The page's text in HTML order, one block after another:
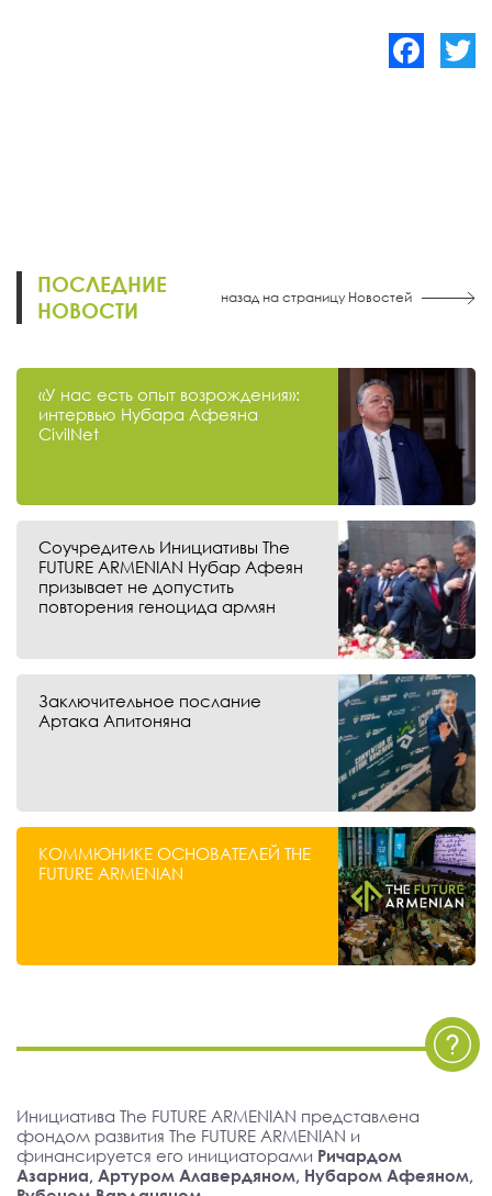
ПОСЛЕДНИЕ
НОВОСТИ
назад на страницу Новостей
«У нас есть опыт возрождения»:
интервью Нубара Афеяна
CivilNet
Соучредитель Инициативы The
FUTURE ARMENIAN Нубар Афеян
призывает не допустить
повторения геноцида армян
Заключительное послание
Артака Апитоняна
КОММЮНИКЕ ОСНОВАТЕЛЕЙ THE
FUTURE ARMENIAN
Инициатива The FUTURE ARMENIAN представлена
фондом развития The FUTURE ARMENIAN и
финансируется его инициаторами Ричардом
Азарниа, Артуром Алавердяном, Нубаром Афеяном,